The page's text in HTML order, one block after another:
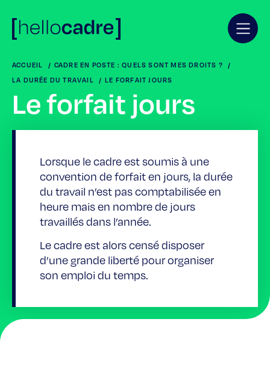
ACCUEIL
CADRE EN POSTE : QUELS SONT MES DROITS ?
LA DURÉE DU TRAVAIL
LE FORFAIT JOURS
Le forfait jours
Lorsque le cadre est soumis à une
convention de forfait en jours, la durée
du travail n’est pas comptabilisée en
heure mais en nombre de jours
travaillés dans l’année.
Le cadre est alors censé disposer
d’une grande liberté pour organiser
son emploi du temps.